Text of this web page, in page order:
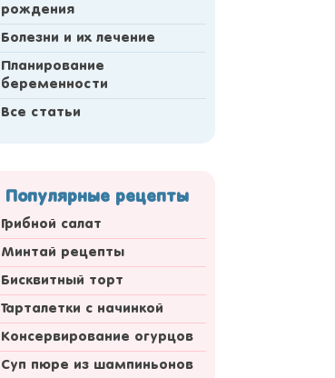
рождения
Болезни и их лечение
Планирование
беременности
Все статьи
Популярные рецепты
Грибной салат
Минтай рецепты
Бисквитный торт
Тарталетки с начинкой
Консервирование огурцов
Суп пюре из шампиньонов